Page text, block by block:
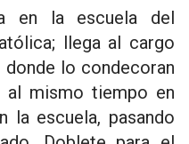
en la escuela del
llega al cargo
donde lo condecoran
al mismo tiempo en
la escuela, pasando